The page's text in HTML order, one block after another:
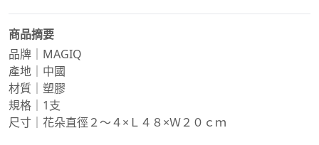
商品摘要
品牌｜MAGIQ
產地｜中國
材質｜塑膠
規格｜1支
尺寸｜花朵直徑２～４×Ｌ４８×Ｗ２０ｃｍ